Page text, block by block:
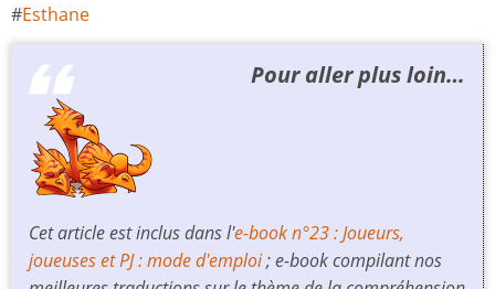
Esthane
Pour aller plus loin…
Cet article est inclus dans l'e-book n°23 :Joueurs,
joueuses et PJ : mode d'emploi; e-book compilant nos